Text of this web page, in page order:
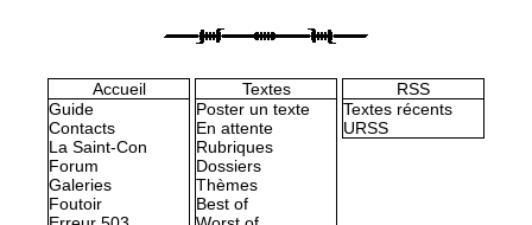
Accueil
Guide
Contacts
La Saint-Con
Forum
Galeries
Foutoir
Textes
Poster un texte
En attente
Rubriques
Dossiers
Thèmes
Best of
RSS
Textes récents
URSS